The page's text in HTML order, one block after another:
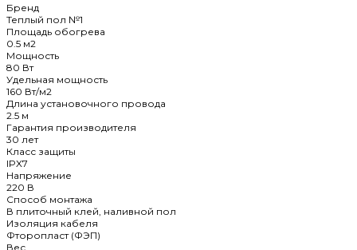
Бренд
Теплый пол №1
Площадь обогрева
0.5 м2
Мощность
80 Вт
Удельная мощность
160 Вт/м2
Длина установочного провода
2.5 м
Гарантия производителя
30 лет
Класс защиты
IPX7
Напряжение
220 В
Способ монтажа
В плиточный клей, наливной пол
Изоляция кабеля
Фторопласт (ФЭП)
Вес